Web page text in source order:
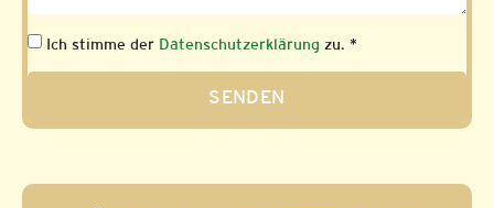
Ich stimme der Datenschutzerklärung zu. *
SENDEN